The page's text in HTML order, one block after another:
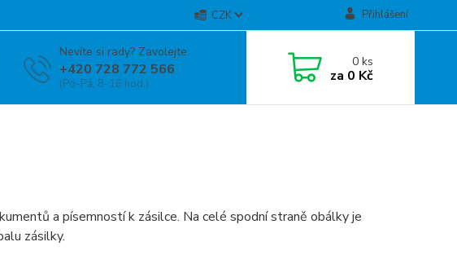
CZK Přihlášení
Nevíte si rady? Zavolejte.
+420 728 772 566
(Po-Pá, 8-16 hod.)
0ks
za 0 Kč
a písemností k zásilce. Na celé spodní straně obálky je
zásilky.